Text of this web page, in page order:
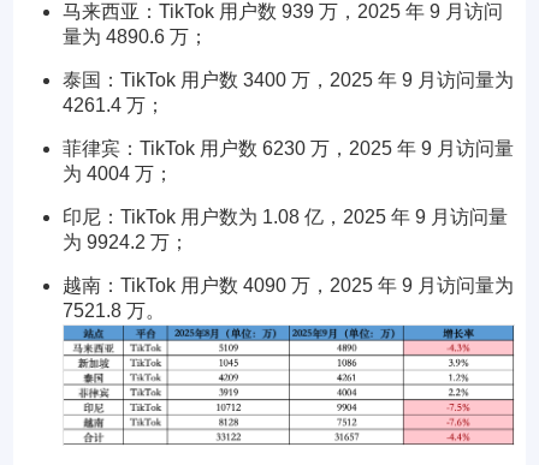
马来西亚：TikTok 用户数 939 万，2025 年 9 月访问
量为 4890.6 万；
泰国：TikTok 用户数 3400 万，2025 年 9 月访问量为
4261.4 万；
菲律宾：TikTok 用户数 6230 万，2025 年 9 月访问量
为 4004 万；
印尼：TikTok 用户数为 1.08 亿，2025 年 9 月访问量
为 9924.2 万；
越南：TikTok 用户数 4090 万，2025 年 9 月访问量为
7521.8 万。